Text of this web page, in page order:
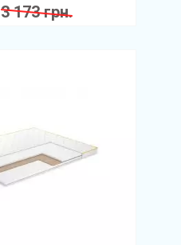
3 173 грн.